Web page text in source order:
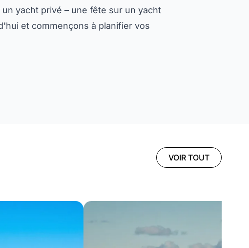
yacht privé – une fête sur un yacht
et commençons à planifier vos
VOIR TOUT